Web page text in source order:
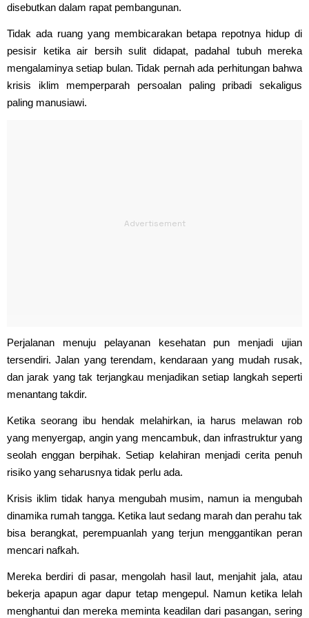
disebutkan dalam rapat pembangunan.
Tidak ada ruang yang membicarakan betapa repotnya hidup di
pesisir ketika air bersih sulit didapat, padahal tubuh mereka
mengalaminya setiap bulan. Tidak pernah ada perhitungan bahwa
krisis iklim memperparah persoalan paling pribadi sekaligus
paling manusiawi.
Perjalanan menuju pelayanan kesehatan pun menjadi ujian
tersendiri. Jalan yang terendam, kendaraan yang mudah rusak,
dan jarak yang tak terjangkau menjadikan setiap langkah seperti
menantang takdir.
Ketika seorang ibu hendak melahirkan, ia harus melawan rob
yang menyergap, angin yang mencambuk, dan infrastruktur yang
seolah enggan berpihak. Setiap kelahiran menjadi cerita penuh
risiko yang seharusnya tidak perlu ada.
Krisis iklim tidak hanya mengubah musim, namun ia mengubah
dinamika rumah tangga. Ketika laut sedang marah dan perahu tak
bisa berangkat, perempuanlah yang terjun menggantikan peran
mencari nafkah.
Mereka berdiri di pasar, mengolah hasil laut, menjahit jala, atau
bekerja apapun agar dapur tetap mengepul. Namun ketika lelah
menghantui dan mereka meminta keadilan dari pasangan, sering